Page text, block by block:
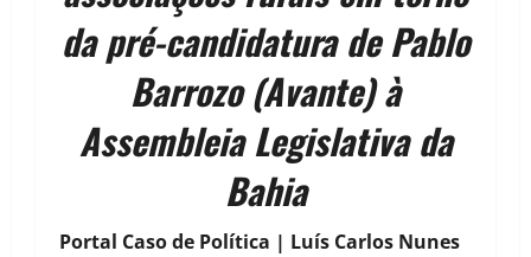
da pré-candidatura de Pablo
Barrozo (Avante) à
Assembleia Legislativa da
Bahia
Portal Caso de Política | Luís Carlos Nunes